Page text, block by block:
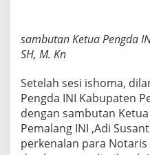
sambutan Ketua Pengda
SH, M. Kn
Setelah sesi ishoma,
Pengda INI Kabupaten
dengan sambutan
Pemalang INI ,Adi
perkenalan para